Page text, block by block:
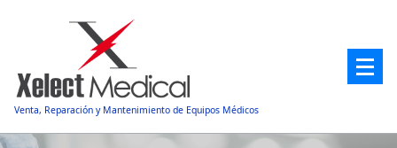
Venta, Reparación y Mantenimiento de Equipos Médicos